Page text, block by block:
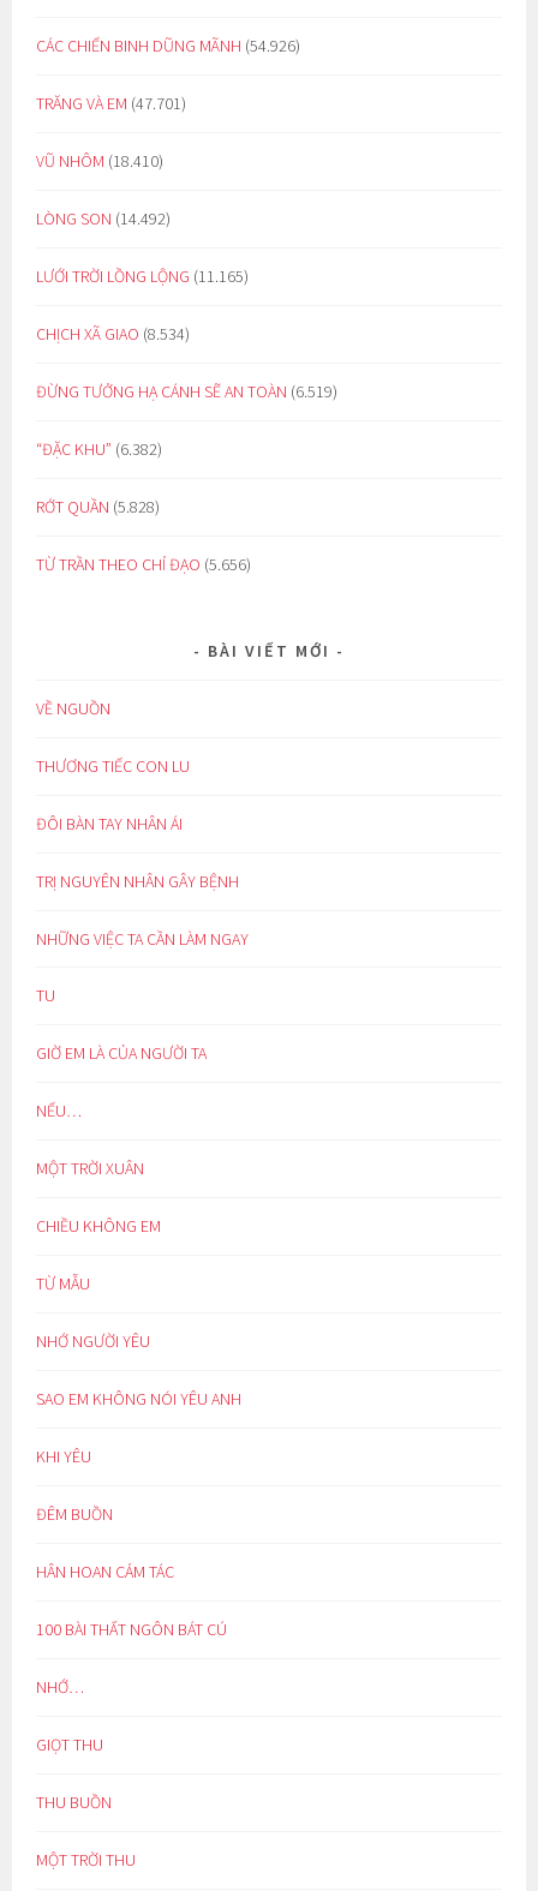
CÁC CHIẾN BINH DŨNG MÃNH (54.926)
TRĂNG VÀ EM (47.701)
VŨ NHÔM (18.410)
LÒNG SON (14.492)
LƯỚI TRỜI LỒNG LỘNG (11.165)
CHỊCH XÃ GIAO (8.534)
ĐỪNG TƯỞNG HẠ CÁNH SẼ AN TOÀN (6.519)
“ĐẶC KHU” (6.382)
RỚT QUẦN (5.828)
TỪ TRẦN THEO CHỈ ĐẠO (5.656)
BÀI VIẾT MỚI
VỀ NGUỒN
THƯƠNG TIẾC CON LU
ĐÔI BÀN TAY NHÂN ÁI
TRỊ NGUYÊN NHÂN GÂY BỆNH
NHỮNG VIỆC TA CẦN LÀM NGAY
TU
GIỜ EM LÀ CỦA NGƯỜI TA
NẾU…
MỘT TRỜI XUÂN
CHIỀU KHÔNG EM
TỪ MẪU
NHỚ NGƯỜI YÊU
SAO EM KHÔNG NÓI YÊU ANH
KHI YÊU
ĐÊM BUỒN
HÂN HOAN CẢM TÁC
100 BÀI THẤT NGÔN BÁT CÚ
NHỚ…
GIỌT THU
THU BUỒN
MỘT TRỜI THU